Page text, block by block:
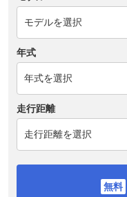
年式
走行距離